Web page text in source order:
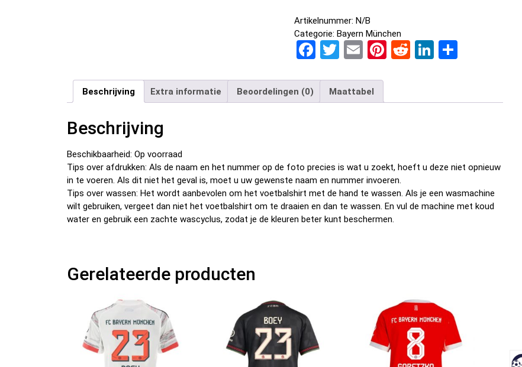
Artikelnummer: N/B
Categorie: Bayern München
F
ce
b
k
T
tt
er
E
ail
Pi
es
R
di
Li
dI
D
n
Beschrijving Extra informatie Beoordelingen (0) Maattabel
Beschrijving
Beschikbaarheid: Op voorraad
Tips over afdrukken: Als de naam en het nummer op de foto precies is wat u zoekt, hoeft u deze niet opnieuw
in te voeren. Als dit niet het geval is, moet u uw gewenste naam en nummer invoeren.
Tips over wassen: Het wordt aanbevolen om het voetbalshirt met de hand te wassen. Als je een wasmachine
wilt gebruiken, vergeet dan niet het voetbalshirt om te draaien en dan te wassen. En vul de machine met koud
water en gebruik een zachte wascyclus, zodat je de kleuren beter kunt beschermen.
Gerelateerde producten